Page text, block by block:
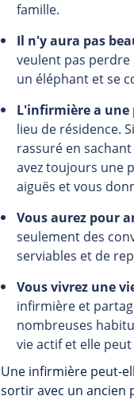
famille.
Il n'y aura pas
veulent pas perdre
un éléphant et se
L'infirmière a une
lieu de résidence.
rassuré en
avez toujours une
aiguës et vous
Vous aurez pour
seulement des
serviables et de
Vous vivrez une
infirmière et
nombreuses
vie actif et elle
Une infirmière peut-
sortir avec un ancien